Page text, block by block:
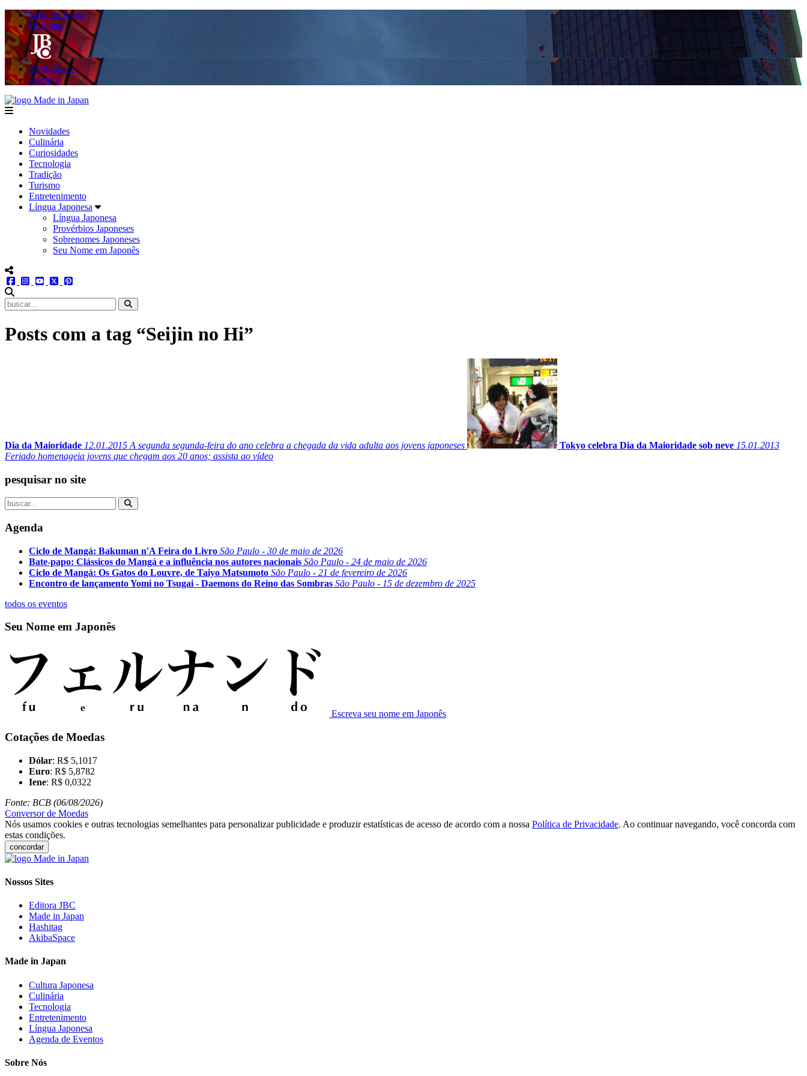
Made in Japan
Hashitag
AkibaSpace
Agenda
menu
Novidades
Culinária
Curiosidades
Tecnologia
Tradição
Turismo
Entretenimento
Língua Japonesa
Língua Japonesa
Provérbios Japoneses
Sobrenomes Japoneses
Seu Nome em Japonês
menu redes social
facebookinstagram
youtube
twitter
Posts com a tag “Seijin no Hi”
Dia da Maioridade 12.01.2015 A segunda segunda-feira do ano celebra a chegada da vida adulta aos jovens japoneses Tokyo celebra Dia da Maioridade sob neve 15.01.2013
Feriado homenageia jovens que chegam aos 20 anos; assista ao vídeo
pesquisar no site
Agenda
Ciclo de Mangá: Bakuman n'A Feira do Livro São Paulo - 30 de maio de 2026
Bate-papo: Clássicos do Mangá e a influência nos autores nacionais São Paulo - 24 de maio de 2026
Ciclo de Mangá: Os Gatos do Louvre, de Taiyo Matsumoto São Paulo - 21 de fevereiro de 2026
Encontro de lançamento Yomi no Tsugai - Daemons do Reino das Sombras São Paulo - 15 de dezembro de 2025
todos os eventos
Seu Nome em Japonês
Escreva seu nome em Japonês
Cotações de Moedas
Dólar: R$ 5,1017
Euro: R$ 5,8782
Iene: R$ 0,0322
Fonte: BCB (06/08/2026)
Conversor de Moedas
Nós usamos cookies e outras tecnologias semelhantes para personalizar publicidade e produzir estatísticas de acesso de acordo com a nossa Política de Privacidade. Ao continuar navegando, você concorda com
estas condições.
concordar
Nossos Sites
Editora JBC
Made in Japan
Hashitag
AkibaSpace
Made in Japan
Cultura Japonesa
Culinária
Tecnologia
Entretenimento
Língua Japonesa
Agenda de Eventos
Sobre Nós